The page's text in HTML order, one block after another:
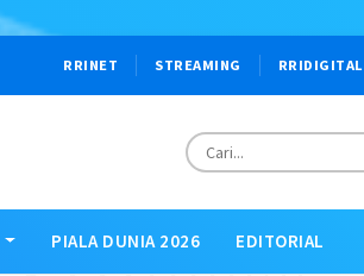
RRINET STREAMING RRIDIGITAL
PIALA DUNIA 2026 EDITORIAL